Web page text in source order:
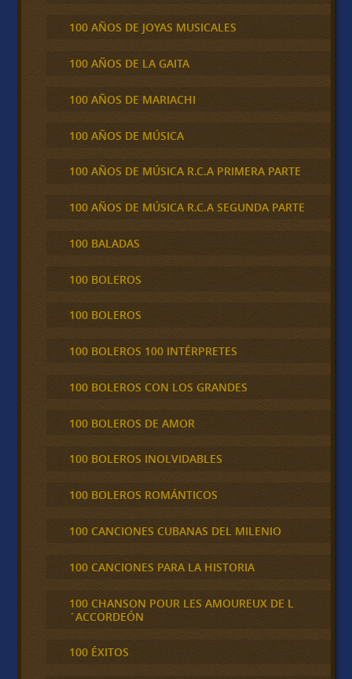
100 AÑOS DE JOYAS MUSICALES
100 AÑOS DE LA GAITA
100 AÑOS DE MARIACHI
100 AÑOS DE MÚSICA
100 AÑOS DE MÚSICA R.C.A PRIMERA PARTE
100 AÑOS DE MÚSICA R.C.A SEGUNDA PARTE
100 BALADAS
100 BOLEROS
100 BOLEROS
100 BOLEROS 100 INTÉRPRETES
100 BOLEROS CON LOS GRANDES
100 BOLEROS DE AMOR
100 BOLEROS INOLVIDABLES
100 BOLEROS ROMÁNTICOS
100 CANCIONES CUBANAS DEL MILENIO
100 CANCIONES PARA LA HISTORIA
100 CHANSON POUR LES AMOUREUX DE L
´ACCORDEÓN
100 ÉXITOS